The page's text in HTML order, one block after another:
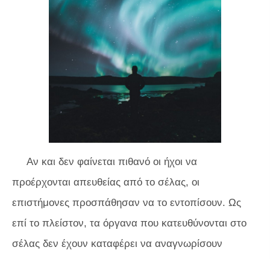
Αν και δεν φαίνεται πιθανό οι ήχοι να
προέρχονται απευθείας από το σέλας, οι
επιστήμονες προσπάθησαν να το εντοπίσουν. Ως
επί το πλείστον, τα όργανα που κατευθύνονται στο
σέλας δεν έχουν καταφέρει να αναγνωρίσουν